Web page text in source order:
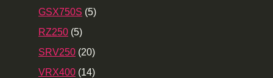
GSX750S (5)
RZ250 (5)
SRV250 (20)
VRX400 (14)